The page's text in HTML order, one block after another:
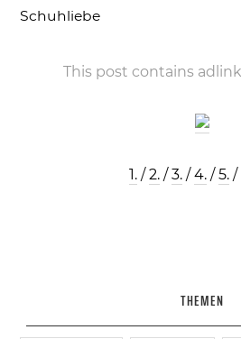
Schuhliebe
This post contains
1. /2. /3. /4. /5. /
THEMEN